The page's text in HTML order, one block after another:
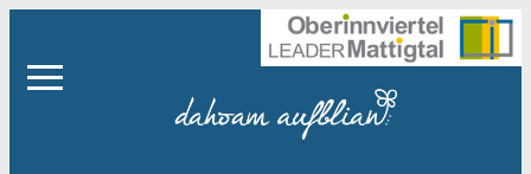
springen